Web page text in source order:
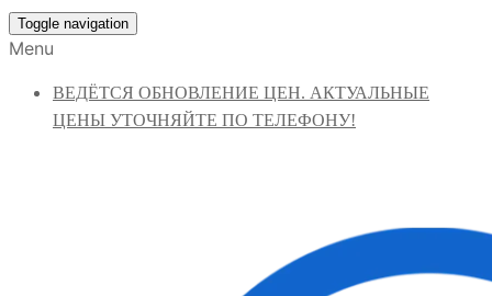
Toggle navigation
Menu
ВЕДЁТСЯ ОБНОВЛЕНИЕ ЦЕН. АКТУАЛЬНЫЕ
ЦЕНЫ УТОЧНЯЙТЕ ПО ТЕЛЕФОНУ!